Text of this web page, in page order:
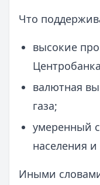
Что
высокие
валютная
газа;
умеренный
населения и
Иными